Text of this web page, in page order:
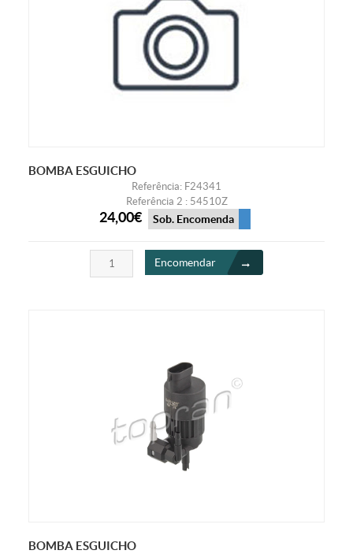
BOMBA ESGUICHO
Referência: F24341
Referência 2 : 54510Z
24,00€ Sob. Encomenda
Encomendar
BOMBA ESGUICHO